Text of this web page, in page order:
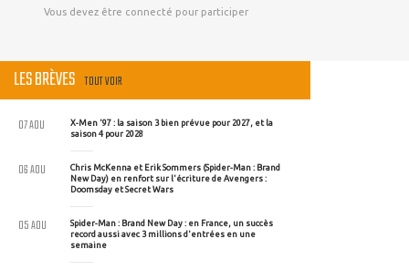
Vous devez être connecté pour participer
LES BRÈVES TOUT VOIR
X-Men '97 : la saison 3 bien prévue pour 2027, et la
saison 4 pour 2028
07 AOU
Chris McKenna et Erik Sommers (Spider-Man : Brand
New Day) en renfort sur l'écriture de Avengers :
Doomsday et Secret Wars
06 AOU
Spider-Man : Brand New Day : en France, un succès
record aussi avec 3 millions d'entrées en une
semaine
05 AOU